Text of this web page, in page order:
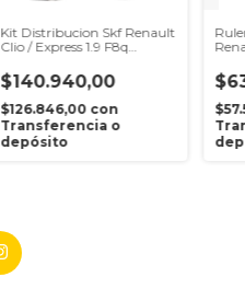
Kit Distribucion Skf Renault
Clio / Express 1.9 F8q
$140.940,00
$126.846,00 con
Transferencia o
depósito